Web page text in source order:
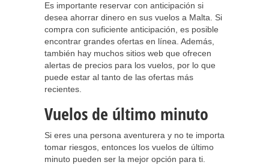
Es importante reservar con anticipación si
desea ahorrar dinero en sus vuelos a Malta. Si
compra con suficiente anticipación, es posible
encontrar grandes ofertas en línea. Además,
también hay muchos sitios web que ofrecen
alertas de precios para los vuelos, por lo que
puede estar al tanto de las ofertas más
recientes.
Vuelos de último minuto
Si eres una persona aventurera y no te importa
tomar riesgos, entonces los vuelos de último
minuto pueden ser la mejor opción para ti.